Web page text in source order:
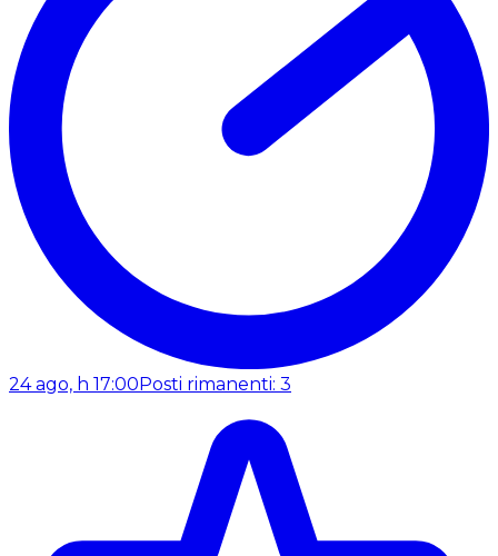
24 ago, h 17:00Posti rimanenti: 3